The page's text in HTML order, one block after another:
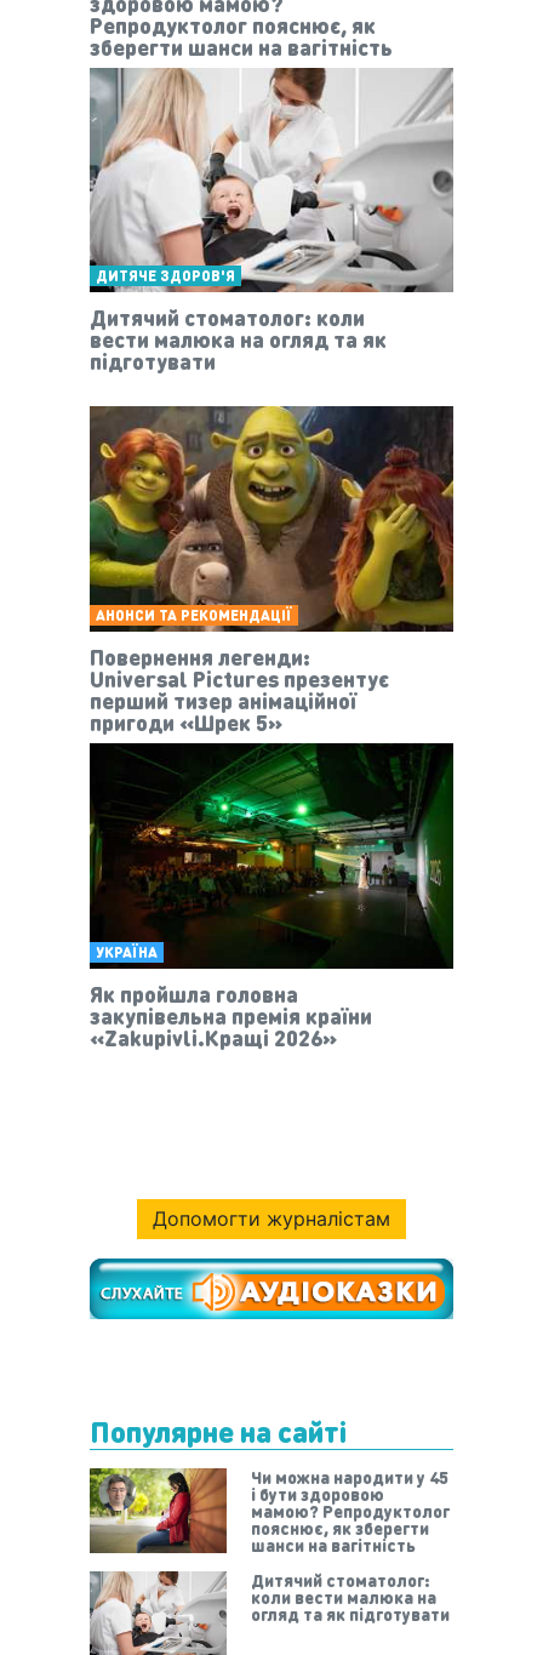
Репродуктолог пояснює, як
зберегти шанси на вагітність
ДИТЯЧЕ ЗДОРОВ'Я
Дитячий стоматолог: коли
вести малюка на огляд та як
підготувати
АНОНСИ ТА РЕКОМЕНДАЦІЇ
Повернення легенди:
Universal Pictures презентує
перший тизер анімаційної
пригоди «Шрек 5»
УКРАЇНА
Як пройшла головна
закупівельна премія країни
«Zakupivli.Кращі 2026»
Допомогти журналістам
Популярне на сайті
Чи можна народити у 45
і бути здоровою
мамою? Репродуктолог
пояснює, як зберегти
шанси на вагітність
Дитячий стоматолог:
коли вести малюка на
огляд та як підготувати